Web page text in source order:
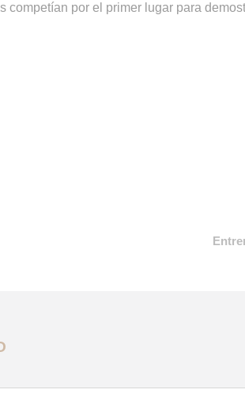
por el primer lugar para